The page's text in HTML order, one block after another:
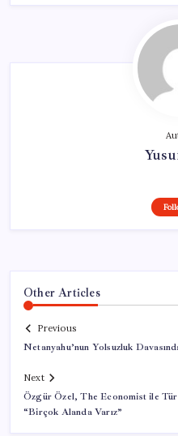
Other Articles
Previous
Netanyahu’nun Yolsuzluk
Next
Özgür Özel, The Economist ile
“Birçok Alanda Varız”